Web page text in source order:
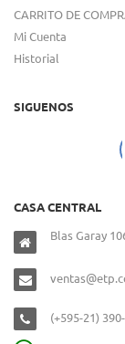
CARRITO DE
Mi Cuenta
Historial
SIGUENOS
CASA CENTRAL
Blas Garay
(+595-21)